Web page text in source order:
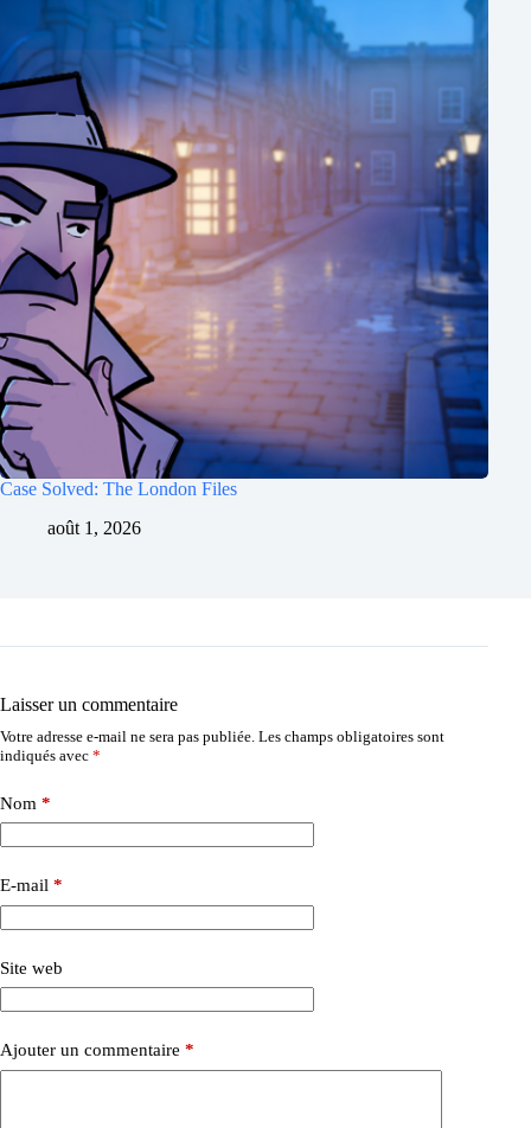
Case Solved: The London Files
août 1, 2026
Laisser un commentaire
Votre adresse e-mail ne sera pas publiée. Les champs obligatoires sont
indiqués avec *
Nom *
E-mail *
Site web
Ajouter un commentaire *